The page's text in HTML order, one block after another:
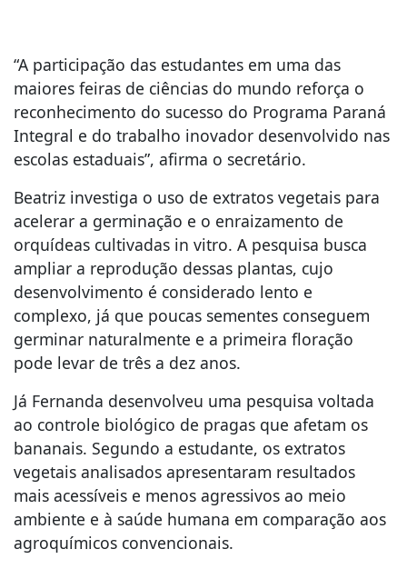
“A participação das estudantes em uma das
maiores feiras de ciências do mundo reforça o
reconhecimento do sucesso do Programa Paraná
Integral e do trabalho inovador desenvolvido nas
escolas estaduais”, afirma o secretário.
Beatriz investiga o uso de extratos vegetais para
acelerar a germinação e o enraizamento de
orquídeas cultivadas in vitro. A pesquisa busca
ampliar a reprodução dessas plantas, cujo
desenvolvimento é considerado lento e
complexo, já que poucas sementes conseguem
germinar naturalmente e a primeira floração
pode levar de três a dez anos.
Já Fernanda desenvolveu uma pesquisa voltada
ao controle biológico de pragas que afetam os
bananais. Segundo a estudante, os extratos
vegetais analisados apresentaram resultados
mais acessíveis e menos agressivos ao meio
ambiente e à saúde humana em comparação aos
agroquímicos convencionais.